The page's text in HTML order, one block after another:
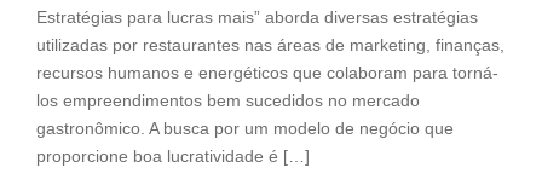
Estratégias para lucras mais” aborda diversas estratégias
utilizadas por restaurantes nas áreas de marketing, finanças,
recursos humanos e energéticos que colaboram para torná-
los empreendimentos bem sucedidos no mercado
gastronômico. A busca por um modelo de negócio que
proporcione boa lucratividade é […]